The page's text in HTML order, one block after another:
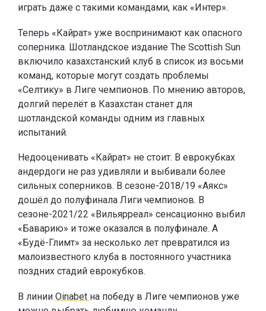
играть даже с такими командами, как «Интер».
Теперь «Кайрат» уже воспринимают как опасного
соперника. Шотландское издание The Scottish Sun
включило казахстанский клуб в список из восьми
команд, которые могут создать проблемы
«Селтику» в Лиге чемпионов. По мнению авторов,
долгий перелёт в Казахстан станет для
шотландской команды одним из главных
испытаний.
Недооценивать «Кайрат» не стоит. В еврокубках
андердоги не раз удивляли и выбивали более
сильных соперников. В сезоне-2018/19 «Аякс»
дошёл до полуфинала Лиги чемпионов. В
сезоне-2021/22 «Вильярреал» сенсационно выбил
«Баварию» и тоже оказался в полуфинале. А
«Будё-Глимт» за несколько лет превратился из
малоизвестного клуба в постоянного участника
поздних стадий еврокубков.
В линии Oinabet на победу в Лиге чемпионов уже